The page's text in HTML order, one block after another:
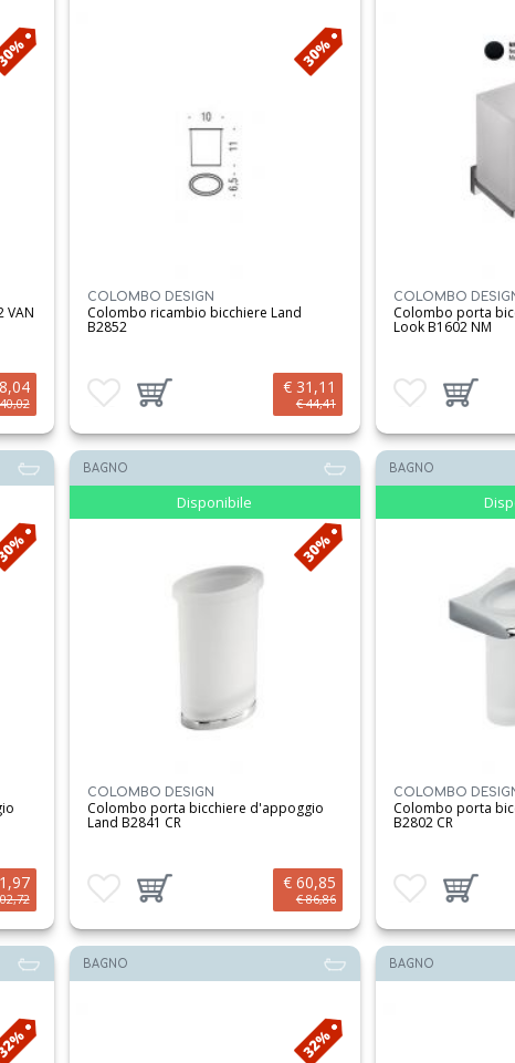
VAN
30%
COLOMBO DESIGN
Colombo ricambio bicchiere Land
B2852
Aggiungi ai preferitiAggiungi prodotto al carrello € 31,11
€ 44,41
COLOMBO
Colombo porta
Look B1602 NM
Aggiungi ai preferiti
Aggiungi
BAGNO
Disponibile
30%
COLOMBO DESIGN
Colombo porta bicchiere d'appoggio
Land B2841 CR
Aggiungi ai preferitiAggiungi prodotto al carrello € 60,85
€ 86,86
BAGNO
COLOMBO
Colombo porta
B2802 CR
Aggiungi ai preferiti
Aggiungi
BAGNO
32%
BAGNO